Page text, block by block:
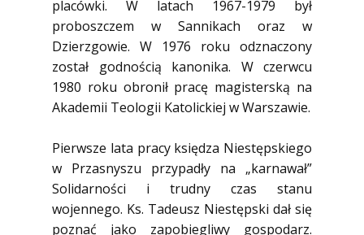
placówki. W latach 1967-1979 był
proboszczem w Sannikach oraz w
Dzierzgowie. W 1976 roku odznaczony
został godnością kanonika. W czerwcu
1980 roku obronił pracę magisterską na
Akademii Teologii Katolickiej w Warszawie.
Pierwsze lata pracy księdza Niestępskiego
w Przasnyszu przypadły na „karnawał”
Solidarności i trudny czas stanu
wojennego. Ks. Tadeusz Niestępski dał się
poznać jako zapobiegliwy gospodarz.